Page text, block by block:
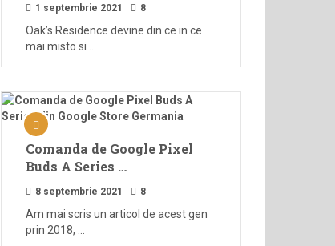
1 septembrie 2021 8
Oak’s Residence devine din ce in ce
mai misto si …
Comanda de Google Pixel
Buds A Series …
8 septembrie 2021 8
Am mai scris un articol de acest gen
prin 2018, …